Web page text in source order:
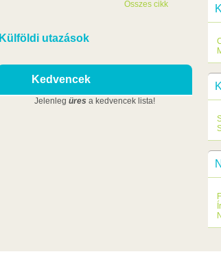
Összes cikk
Külföldi utazások
Kedvencek
Jelenleg üres a kedvencek lista!